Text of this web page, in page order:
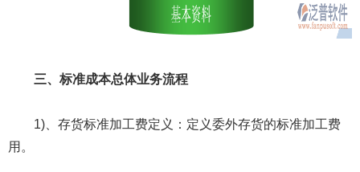
三、标准成本总体业务流程
1)、存货标准加工费定义：定义委外存货的标准加工费
用。